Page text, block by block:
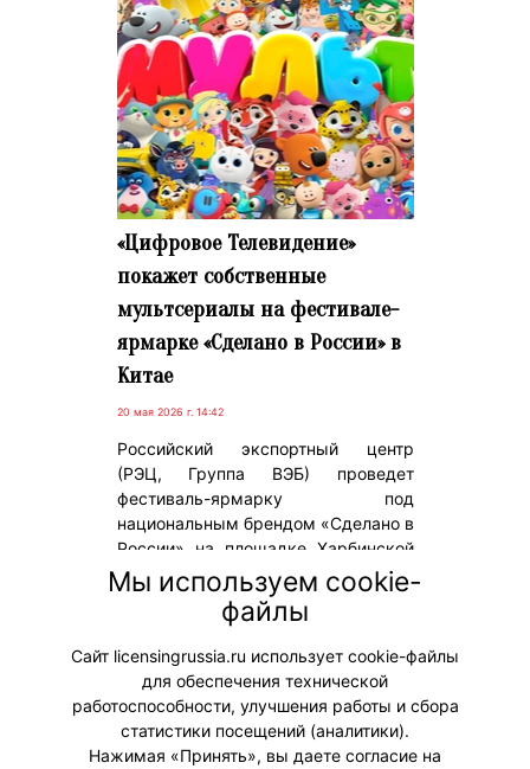
«Цифровое Телевидение»
покажет собственные
мультсериалы на фестивале-
ярмарке «Сделано в России» в
Китае
20 мая 2026 г. 14:42
Российский экспортный центр
(РЭЦ, Группа ВЭБ) проведет
фестиваль-ярмарку под
национальным брендом «Сделано в
России» на площадке Харбинской
международной торгово-
экономической
ярмарки. Мероприятие состоится с
17 по 21 мая.
#ПродвижениеБренда
Мы используем cookie-
файлы
Сайт licensingrussia.ru использует cookie-файлы
для обеспечения технической
работоспособности, улучшения работы и сбора
статистики посещений (аналитики).
Нажимая «Принять», вы даете согласие на